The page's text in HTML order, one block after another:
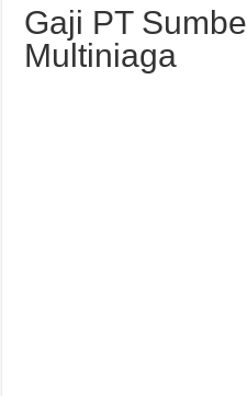
Gaji PT
Multiniaga